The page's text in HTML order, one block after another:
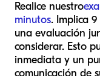
Realice nuestro
minutos. Implica
una evaluación
considerar. Esto
inmediata y un
comunicación de